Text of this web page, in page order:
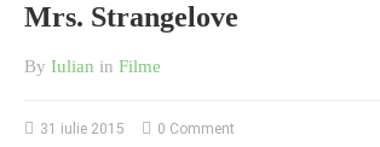
Mrs. Strangelove
By Iulian in Filme
31 iulie 2015 0 Comment